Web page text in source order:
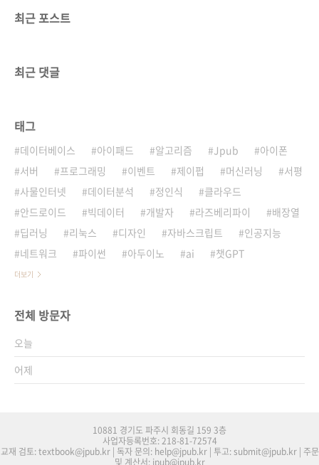
최근 포스트
최근 댓글
태그
데이터베이스 아이패드 알고리즘 Jpub
아이폰
서버
프로그래밍 이벤트 제이펍 머신러닝
서평
사물인터넷
데이터분석 정인식
클라우드
안드로이드
빅데이터 개발자 라즈베리파이
배장열
딥러닝
리눅스 디자인 자바스크립트
인공지능
네트워크
파이썬 아두이노 ai 챗GPT
더보기
전체 방문자
오늘
어제
10881 경기도 파주시 회동길 159 3층
사업자등록번호: 218-81-72574
교재 검토: textbook@jpub.kr | 독자 문의: help@jpub.kr | 투고: submit@jpub.kr | 주문
및 계산서: jpub@jpub.kr